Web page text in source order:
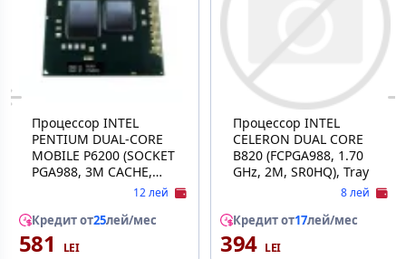
Процессор INTEL
PENTIUM DUAL-CORE
MOBILE P6200 (SOCKET
PGA988, 3M CACHE,
2.13 GHZ , SLBUA) FC-
12 лей
Кредит от25лей/мес
581
Процессор INTEL
CELERON DUAL CORE
B820 (FCPGA988, 1.70
GHz, 2M, SR0HQ), Tray
8 лей
Кредит от17лей/мес
394